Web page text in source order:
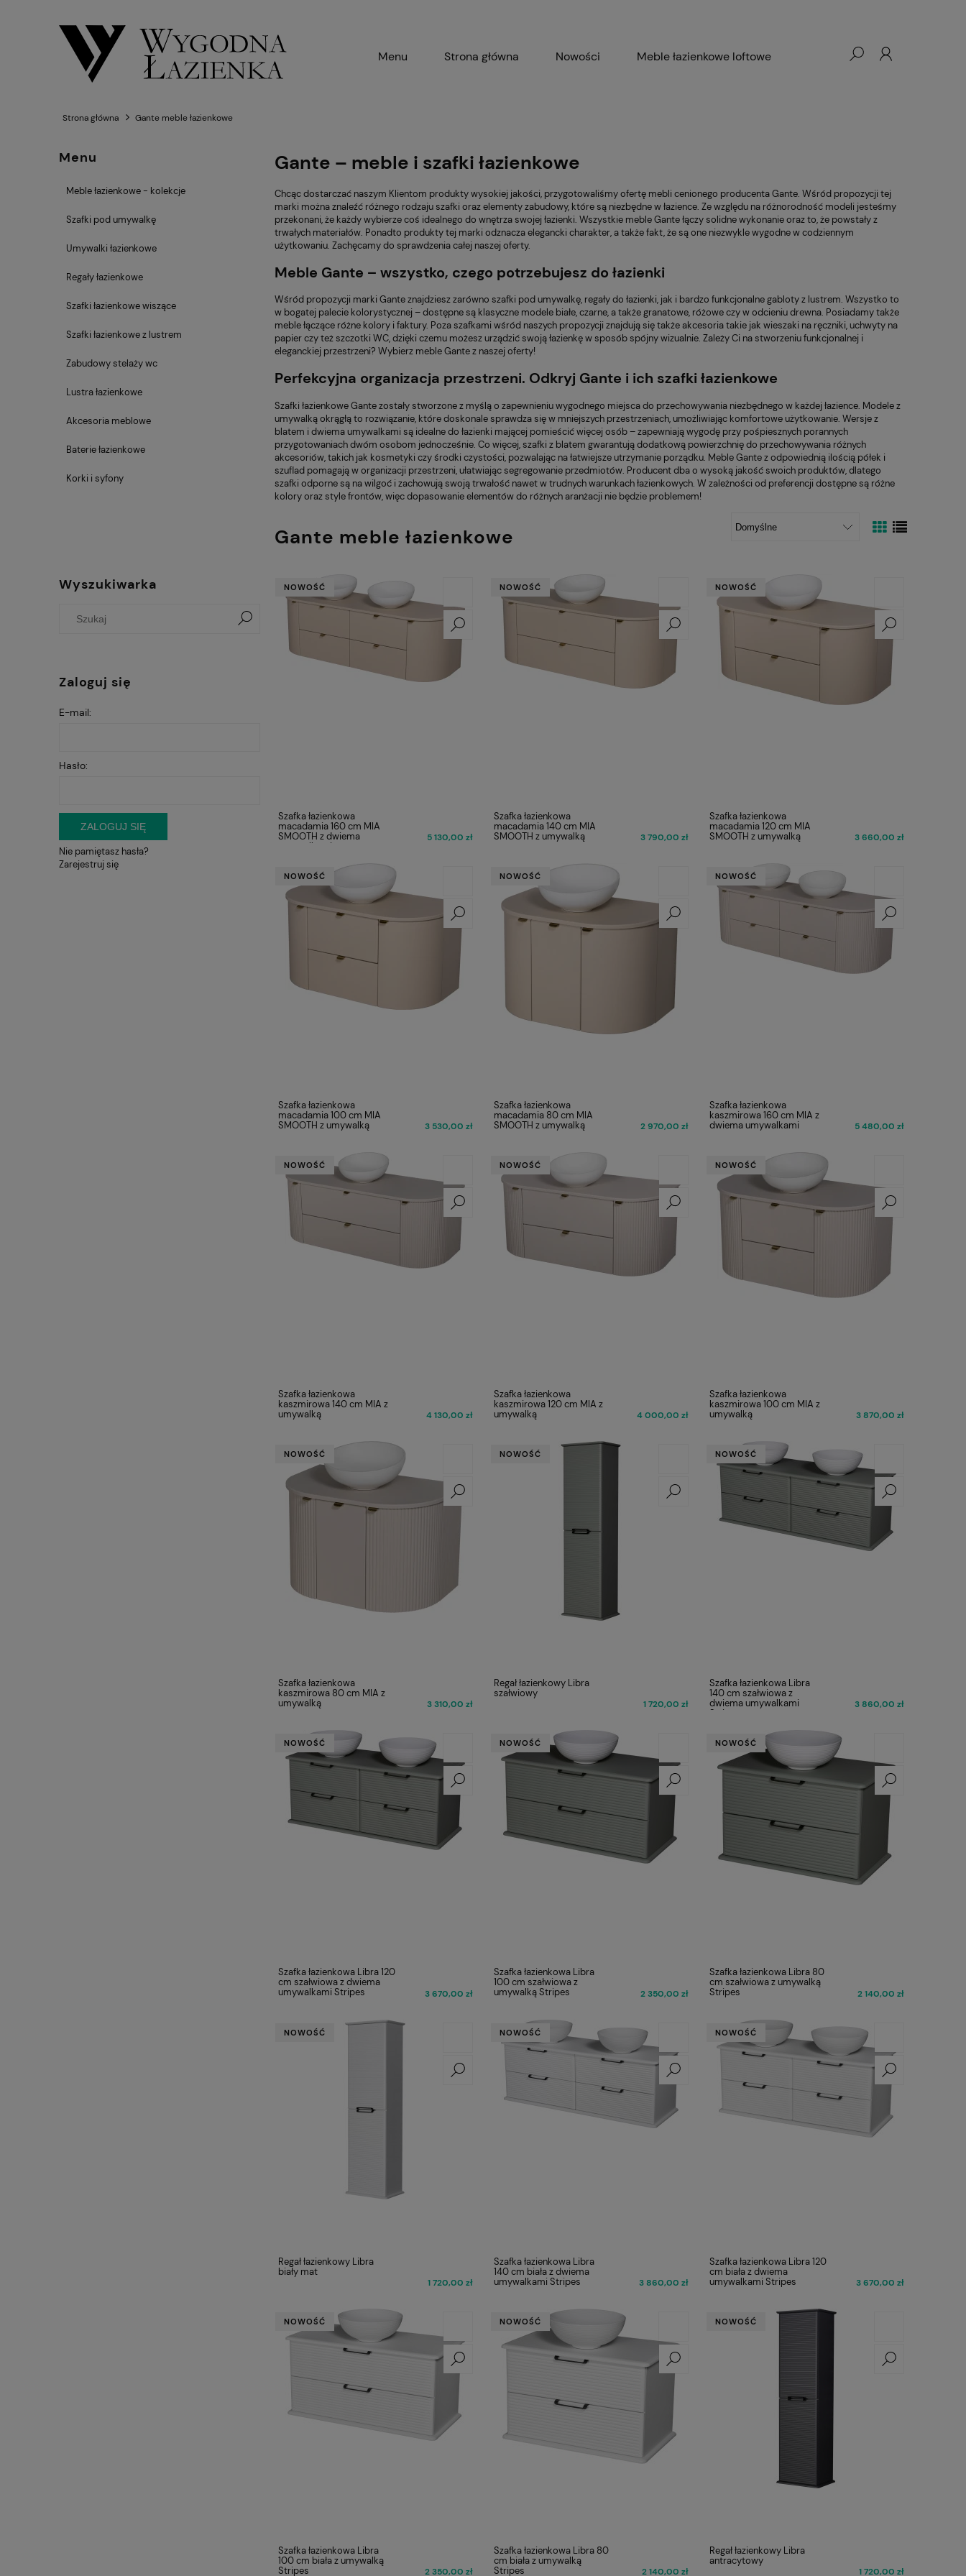
Menu Strona główna Nowości Meble łazienkowe loftowe
Strona główna Gante meble łazienkowe
Menu
Meble łazienkowe - kolekcje
Szafki pod umywalkę
Umywalki łazienkowe
Regały łazienkowe
Szafki łazienkowe wiszące
Szafki łazienkowe z lustrem
Zabudowy stelaży wc
Lustra łazienkowe
Akcesoria meblowe
Baterie łazienkowe
Korki i syfony
Wyszukiwarka
Zaloguj się
E-mail:
Hasło:
ZALOGUJ SIĘ
Nie pamiętasz hasła?
Zarejestruj się
Gante – meble i szafki łazienkowe
Chcąc dostarczać naszym Klientom produkty wysokiej jakości, przygotowaliśmy ofertę mebli cenionego producenta Gante. Wśród propozycji tej
marki można znaleźć różnego rodzaju szafki oraz elementy zabudowy, które są niezbędne w łazience. Ze względu na różnorodność modeli jesteśmy
przekonani, że każdy wybierze coś idealnego do wnętrza swojej łazienki. Wszystkie meble Gante łączy solidne wykonanie oraz to, że powstały z
trwałych materiałów. Ponadto produkty tej marki odznacza elegancki charakter, a także fakt, że są one niezwykle wygodne w codziennym
użytkowaniu. Zachęcamy do sprawdzenia całej naszej oferty.
Meble Gante – wszystko, czego potrzebujesz do łazienki
Wśród propozycji marki Gante znajdziesz zarówno szafki pod umywalkę, regały do łazienki, jak i bardzo funkcjonalne gabloty z lustrem. Wszystko to
w bogatej palecie kolorystycznej – dostępne są klasyczne modele białe, czarne, a także granatowe, różowe czy w odcieniu drewna. Posiadamy także
meble łączące różne kolory i faktury. Poza szafkami wśród naszych propozycji znajdują się także akcesoria takie jak wieszaki na ręczniki, uchwyty na
papier czy też szczotki WC, dzięki czemu możesz urządzić swoją łazienkę w sposób spójny wizualnie. Zależy Ci na stworzeniu funkcjonalnej i
eleganckiej przestrzeni? Wybierz meble Gante z naszej oferty!
Perfekcyjna organizacja przestrzeni. Odkryj Gante i ich szafki łazienkowe
Szafki łazienkowe Gante zostały stworzone z myślą o zapewnieniu wygodnego miejsca do przechowywania niezbędnego w każdej łazience. Modele z
umywalką okrągłą to rozwiązanie, które doskonale sprawdza się w mniejszych przestrzeniach, umożliwiając komfortowe użytkowanie. Wersje z
blatem i dwiema umywalkami są idealne do łazienki mającej pomieścić więcej osób – zapewniają wygodę przy pośpiesznych porannych
przygotowaniach dwóm osobom jednocześnie. Co więcej, szafki z blatem gwarantują dodatkową powierzchnię do przechowywania różnych
akcesoriów, takich jak kosmetyki czy środki czystości, pozwalając na łatwiejsze utrzymanie porządku. Meble Gante z odpowiednią ilością półek i
szuflad pomagają w organizacji przestrzeni, ułatwiając segregowanie przedmiotów. Producent dba o wysoką jakość swoich produktów, dlatego
szafki odporne są na wilgoć i zachowują swoją trwałość nawet w trudnych warunkach łazienkowych. W zależności od preferencji dostępne są różne
kolory oraz style frontów, więc dopasowanie elementów do różnych aranżacji nie będzie problemem!
Gante meble łazienkowe
Szafka łazienkowa
macadamia 160 cm MIA
SMOOTH z dwiema
umywalkami
5 130,00 zł
NOWOŚĆ
Szafka łazienkowa
macadamia 140 cm MIA
SMOOTH z umywalką
3 790,00 zł
NOWOŚĆ
Szafka łazienkowa
macadamia 120 cm MIA
SMOOTH z umywalką
3 660,00 zł
NOWOŚĆ
Szafka łazienkowa
macadamia 100 cm MIA
SMOOTH z umywalką
3 530,00 zł
NOWOŚĆ
Szafka łazienkowa
macadamia 80 cm MIA
SMOOTH z umywalką
2 970,00 zł
NOWOŚĆ
Szafka łazienkowa
kaszmirowa 160 cm MIA z
dwiema umywalkami
5 480,00 zł
NOWOŚĆ
Szafka łazienkowa
kaszmirowa 140 cm MIA z
umywalką
4 130,00 zł
NOWOŚĆ
Szafka łazienkowa
kaszmirowa 120 cm MIA z
umywalką
4 000,00 zł
NOWOŚĆ
Szafka łazienkowa
kaszmirowa 100 cm MIA z
umywalką
3 870,00 zł
NOWOŚĆ
Szafka łazienkowa
kaszmirowa 80 cm MIA z
umywalką
3 310,00 zł
NOWOŚĆ
Regał łazienkowy Libra
szałwiowy
1 720,00 zł
NOWOŚĆ
Szafka łazienkowa Libra
140 cm szałwiowa z
dwiema umywalkami
Stripes
3 860,00 zł
NOWOŚĆ
Szafka łazienkowa Libra 120
cm szałwiowa z dwiema
umywalkami Stripes
3 670,00 zł
NOWOŚĆ
Szafka łazienkowa Libra
100 cm szałwiowa z
umywalką Stripes
2 350,00 zł
NOWOŚĆ
Szafka łazienkowa Libra 80
cm szałwiowa z umywalką
Stripes
2 140,00 zł
NOWOŚĆ
Regał łazienkowy Libra
biały mat
1 720,00 zł
NOWOŚĆ
Szafka łazienkowa Libra
140 cm biała z dwiema
umywalkami Stripes
3 860,00 zł
NOWOŚĆ
Szafka łazienkowa Libra 120
cm biała z dwiema
umywalkami Stripes
3 670,00 zł
NOWOŚĆ
Szafka łazienkowa Libra
100 cm biała z umywalką
Stripes
2 350,00 zł
NOWOŚĆ
Szafka łazienkowa Libra 80
cm biała z umywalką
Stripes
2 140,00 zł
NOWOŚĆ
Regał łazienkowy Libra
antracytowy
1 720,00 zł
NOWOŚĆ